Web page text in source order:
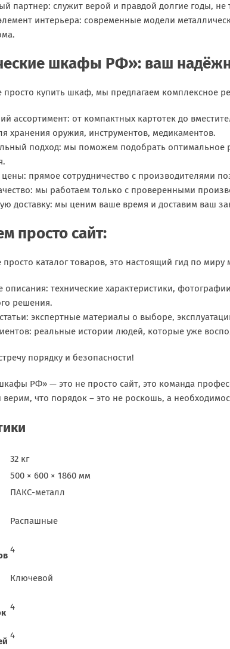
партнер: служит верой и правдой долгие годы, не
интерьера: современные модели
шкафы РФ»: ваш
просто купить шкаф, мы предлагаем комплексное
ассортимент: от компактных картотек до
хранения оружия, инструментов, медикаментов.
подход: мы поможем подобрать оптимальное
прямое сотрудничество с производителями
мы работаем только с проверенными
доставку: мы ценим ваше время и доставим ваш
просто сайт:
каталог товаров, это настоящий гид по
технические характеристики,
решения.
экспертные материалы о выборе,
реальные истории людей, которые уже
порядку и безопасности!
РФ» — это не просто сайт, это команда
что порядок – это не роскошь, а
32 кг
500 × 600 × 1860 мм
ПАКС-металл
Распашные
4
Ключевой
4
4